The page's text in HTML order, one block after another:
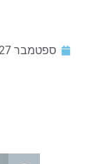
ספטמבר 27, 2018